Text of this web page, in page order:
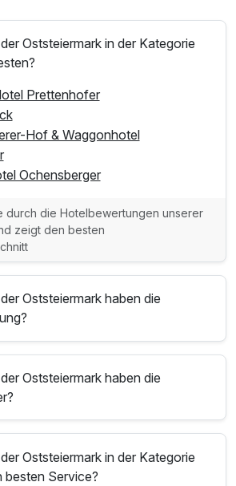
Oststeiermark in der Kategorie
Prettenhofer
Hof & Waggonhotel
Ochensberger
durch die Hotelbewertungen unserer
zeigt den besten
Oststeiermark haben die
Oststeiermark haben die
Oststeiermark in der Kategorie
besten Service?